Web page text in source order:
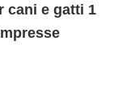
cani e gatti 1